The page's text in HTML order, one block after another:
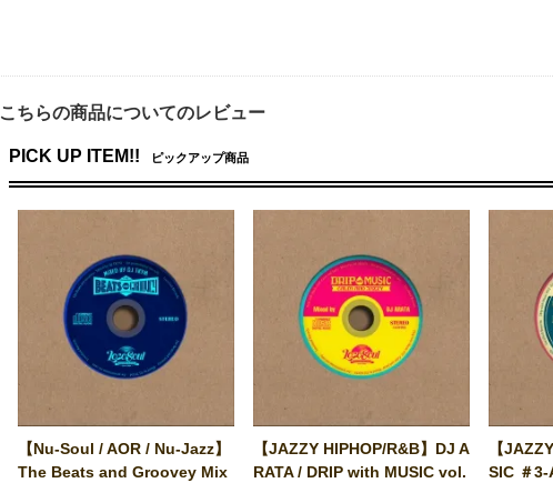
こちらの商品についてのレビュー
PICK UP ITEM!! ピックアップ商品
【Nu-Soul / AOR / Nu-Jazz】
The Beats and Groovey Mix
【JAZZY HIPHOP/R&B】DJ A
RATA / DRIP with MUSIC vol.
【
SIC ＃